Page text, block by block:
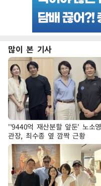
많이 본 기사
''9440억 재산분할 앞둔' 노소영
관장, 최수종 옆 깜짝 근황